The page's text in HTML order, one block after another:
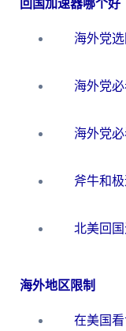
回国加速器哪个好
海外地区限制